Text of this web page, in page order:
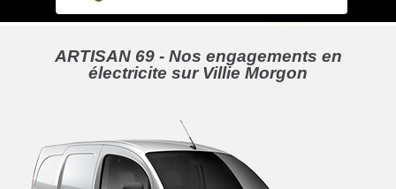
ARTISAN 69 - Nos engagements en
électricite sur Villie Morgon